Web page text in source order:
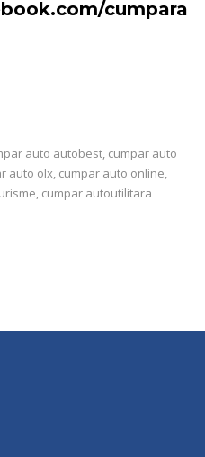
cumpara
auto autobest, cumpar auto
auto olx, cumpar auto online,
, cumpar autoutilitara